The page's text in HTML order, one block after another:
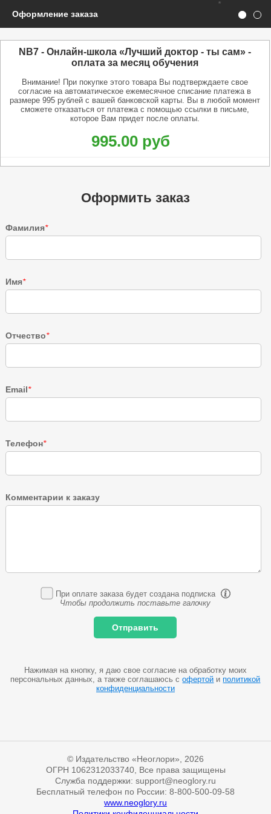
Оформление заказа
Оформить заказ
Фамилия*
Имя*
Отчество*
Email*
Телефон*
Комментарии к заказу
При оплате заказа будет создана подписка
*
Чтобы продолжить поставьте галочку
Нажимая на кнопку, я даю свое согласие на обработку моих
персональных данных, а также соглашаюсь софертой иполитикой
конфиденциальности
NB7 - Онлайн-школа «Лучший доктор - ты сам» -
оплата за месяц обучения
Внимание! При покупке этого товара Вы подтверждаете свое
согласие на автоматическое ежемесячное списание платежа в
размере 995 рублей с вашей банковской карты. Вы в любой момент
сможете отказаться от платежа с помощью ссылки в письме,
которое Вам придет после оплаты.
995.00 руб
© Издательство «Неоглори», 2026
ОГРН 1062312033740, Все права защищены
Служба поддержки: support@neoglory.ru
Бесплатный телефон по России: 8-800-500-09-58
www.neoglory.ru